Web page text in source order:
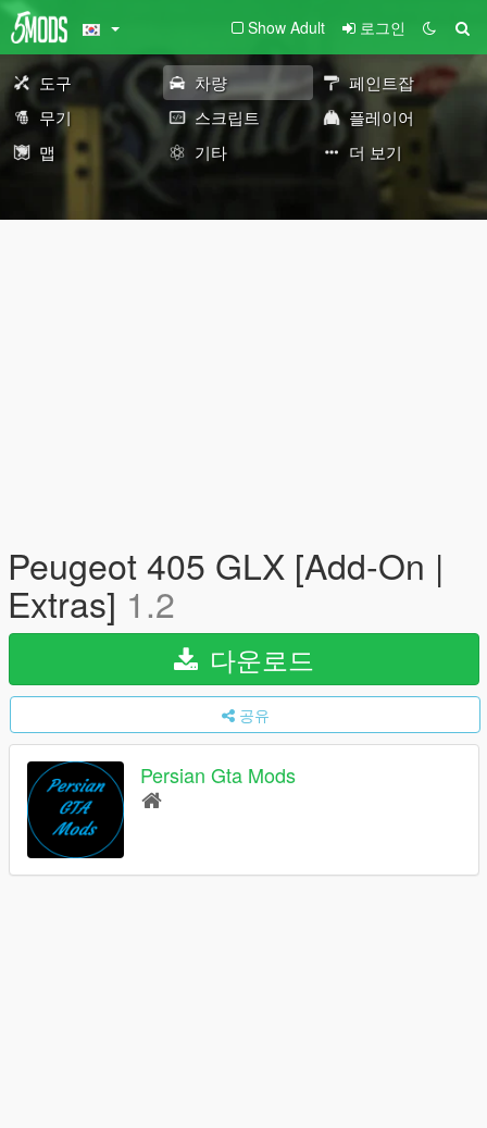
Show Adult 로그인
도구 차량
페인트잡
무기
스크립트
플레이어
맵
기타 더 보기
Peugeot 405 GLX [Add-On |
Extras] 1.2
다운로드
공유
Persian Gta Mods